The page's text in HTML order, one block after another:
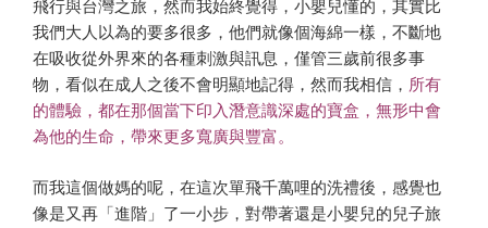
飛行與台灣之旅，然而我始終覺得，小嬰兒懂的，其實比
我們大人以為的要多很多，他們就像個海綿一樣，不斷地
在吸收從外界來的各種刺激與訊息，僅管三歲前很多事
物，看似在成人之後不會明顯地記得，然而我相信， 所有
的體驗，都在那個當下印入潛意識深處的寶盒，無形中會
為他的生命，帶來更多寬廣與豐富。
而我這個做媽的呢，在這次單飛千萬哩的洗禮後，感覺也
像是又再「進階」了一小步，對帶著還是小嬰兒的兒子旅